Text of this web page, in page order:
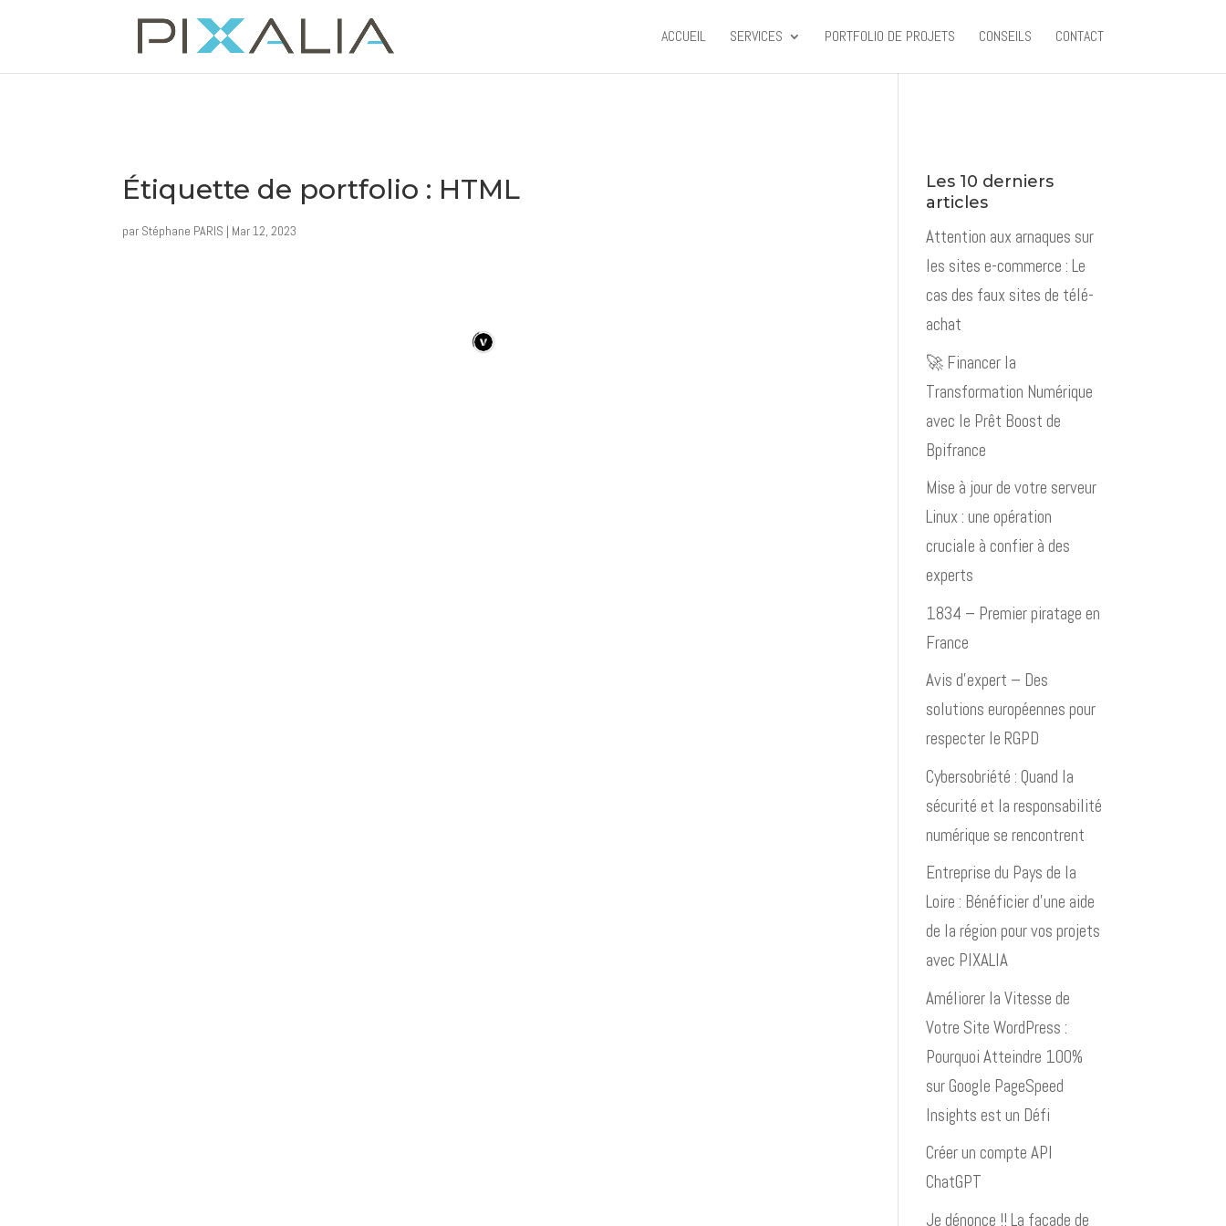
ACCUEIL SERVICES PORTFOLIO DE PROJETS CONSEILS CONTACT
Étiquette de portfolio : HTML
par Stéphane PARIS | Mar 12, 2023
Les 10 derniers
articles
Attention aux arnaques sur
les sites e-commerce : Le
cas des faux sites de télé-
achat
🚀 Financer la
Transformation Numérique
avec le Prêt Boost de
Bpifrance
Mise à jour de votre serveur
Linux : une opération
cruciale à confier à des
experts
1834 – Premier piratage en
France
Avis d’expert – Des
solutions européennes pour
respecter le RGPD
Cybersobriété : Quand la
sécurité et la responsabilité
numérique se rencontrent
Entreprise du Pays de la
Loire : Bénéficier d’une aide
de la région pour vos projets
avec PIXALIA
Améliorer la Vitesse de
Votre Site WordPress :
Pourquoi Atteindre 100%
sur Google PageSpeed
Insights est un Défi
Créer un compte API
ChatGPT
Je dénonce !! La façade de